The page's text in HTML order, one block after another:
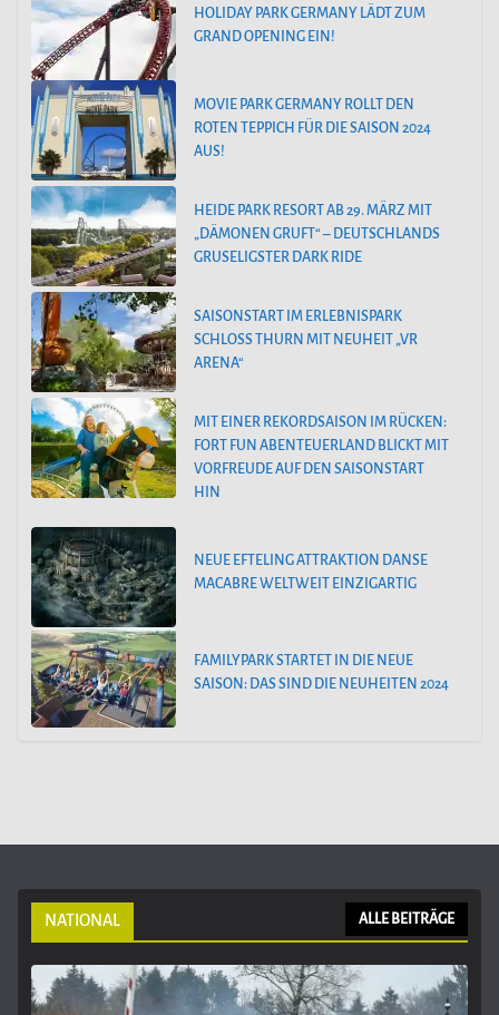
HOLIDAY PARK GERMANY LÄDT ZUM
GRAND OPENING EIN!
MOVIE PARK GERMANY ROLLT DEN
ROTEN TEPPICH FÜR DIE SAISON 2024
AUS!
HEIDE PARK RESORT AB 29. MÄRZ MIT
„DÄMONEN GRUFT“ – DEUTSCHLANDS
GRUSELIGSTER DARK RIDE
SAISONSTART IM ERLEBNISPARK
SCHLOSS THURN MIT NEUHEIT „VR
ARENA“
MIT EINER REKORDSAISON IM RÜCKEN:
FORT FUN ABENTEUERLAND BLICKT MIT
VORFREUDE AUF DEN SAISONSTART
HIN
NEUE EFTELING ATTRAKTION DANSE
MACABRE WELTWEIT EINZIGARTIG
FAMILYPARK STARTET IN DIE NEUE
SAISON: DAS SIND DIE NEUHEITEN 2024
NATIONAL ALLE BEITRÄGE